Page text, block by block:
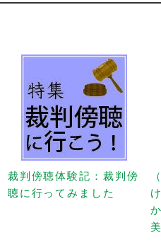
裁判傍聴体験記：裁判傍
聴に行ってみました